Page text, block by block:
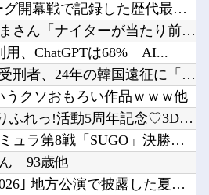
韓国人「日本がJリーグ開幕戦で記録した歴代最多観客数がこちら...
【困惑】明石家さんまさん「ナイターが当たり前になったらつまら...
用、ChatGPTは68% AI...
大谷の元通訳・水原受刑者、24年の韓国遠征に「なんでドジャー...
うクソおもろい作品ｗｗｗ他
【Vtuber】けもみみりふれっ!活動5周年記念♡3D新衣装...
2026スーパーフォーミュラ第8戦「SUGO」決勝結果他
ん 93歳他
｢真夏の全国ツアー2026｣ 地方公演で披露した夏曲一覧がコ...